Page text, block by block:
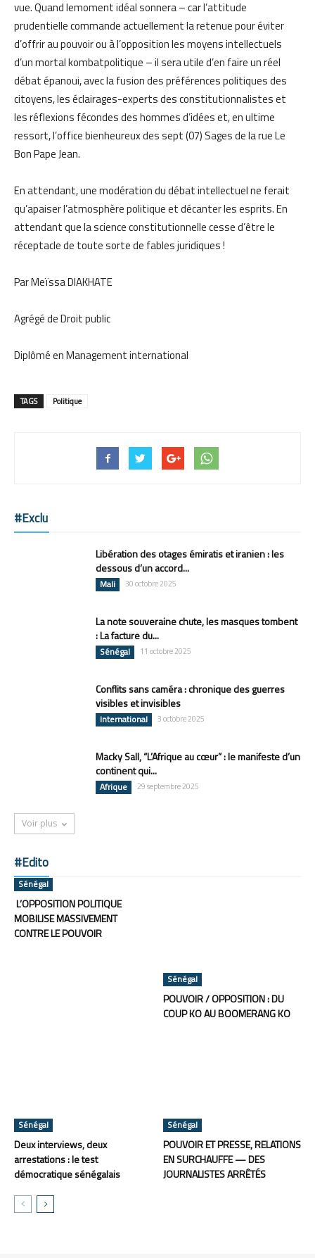
vue. Quand lemoment idéal sonnera – car l’attitude
prudentielle commande actuellement la retenue pour éviter
d’offrir au pouvoir ou à l’opposition les moyens intellectuels
d’un mortal kombatpolitique – il sera utile d’en faire un réel
débat épanoui, avec la fusion des préférences politiques des
citoyens, les éclairages-experts des constitutionnalistes et
les réflexions fécondes des hommes d’idées et, en ultime
ressort, l’office bienheureux des sept (07) Sages de la rue Le
Bon Pape Jean.
En attendant, une modération du débat intellectuel ne ferait
qu’apaiser l’atmosphère politique et décanter les esprits. En
attendant que la science constitutionnelle cesse d’être le
réceptacle de toute sorte de fables juridiques !
Par Meïssa DIAKHATE
Agrégé de Droit public
Diplômé en Management international
TAGS Politique
#Exclu
Libération des otages émiratis et iranien : les
dessous d’un accord...
Mali 30 octobre 2025
La note souveraine chute, les masques tombent
: La facture du...
Sénégal 11 octobre 2025
Conflits sans caméra : chronique des guerres
visibles et invisibles
International 3 octobre 2025
Macky Sall, “L’Afrique au cœur” : le manifeste d’un
continent qui...
Afrique 29 septembre 2025
Voir plus
#Edito
Sénégal
L’OPPOSITION POLITIQUE
MOBILISE MASSIVEMENT
CONTRE LE POUVOIR
Sénégal
POUVOIR / OPPOSITION : DU
COUP KO AU BOOMERANG KO
Sénégal
Deux interviews, deux
arrestations : le test
démocratique sénégalais
Sénégal
POUVOIR ET PRESSE, RELATIONS
EN SURCHAUFFE — DES
JOURNALISTES ARRÊTÉS